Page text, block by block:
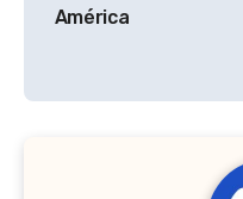
América